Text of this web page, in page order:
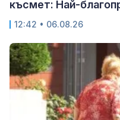
късмет: Най-
12:42 • 06.08.26